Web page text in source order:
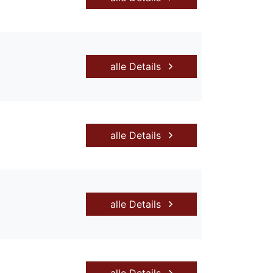
alle Details
alle Details
alle Details